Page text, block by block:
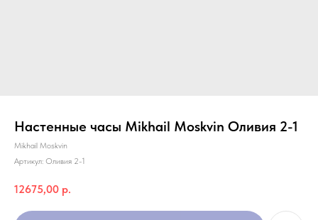
Настенные часы Mikhail Moskvin Оливия 2-1
Mikhail Moskvin
Артикул: Оливия 2-1
12675,00 р.